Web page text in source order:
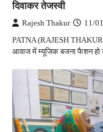
दिवाकर तेजस्वी
Rajesh Thakur 11/
PATNA (RAJESH
आवाज में म्यूजिक बजना फैशन